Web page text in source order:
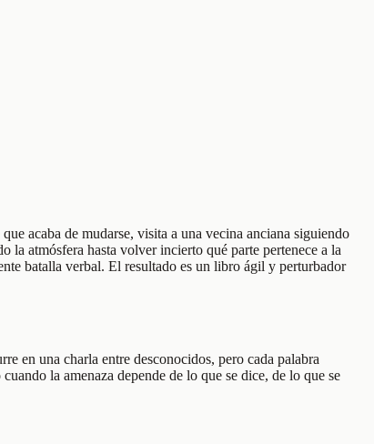
acaba de mudarse, visita a una vecina anciana siguiendo
atmósfera hasta volver incierto qué parte pertenece a la
batalla verbal. El resultado es un libro ágil y perturbador
en una charla entre desconocidos, pero cada palabra
la amenaza depende de lo que se dice, de lo que se